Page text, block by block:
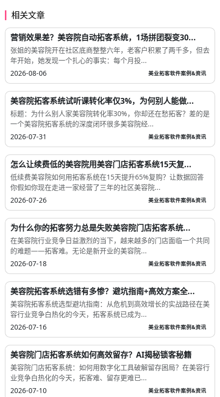
相关文章
营销效果差？美容院自动拓客系统，1场拼团裂变30...
张姐的美容院开在社区底商整整六年，老客户积累了两千多，但去
年开始，她发现一个扎心的事实：每个月投...
2026-08-06
美业拓客软件案例&资讯
美容院拓客系统试听课转化率仅3%，为何别人能做...
标题：为什么别人家美容院转化率30%，你却还在愁拓客？差的是
一个美容院拓客系统的深度闭环很多美容院经...
2026-07-31
美业拓客软件案例&资讯
怎么让续费低的美容院用美容门店拓客系统15天复...
低续费美容院如何用拓客系统在15天提升65%复购？让数据回答
你假如你现在走进一家经营了三年的社区美容院...
2026-07-26
美业拓客软件案例&资讯
为什么你的拓客努力总是失败美容院门店拓客系统...
在美容院行业竞争日益激烈的当下，越来越多的门店面临一个共同
的难题——拓客难。无论是新开业的美容院...
2026-07-18
美业拓客软件案例&资讯
美容院拓客系统选错有多惨？避坑指南+高效方案全...
美容院拓客系统选型避坑指南：从危机到高效增长的实战路径在美
容行业竞争白热化的今天，拓客系统已成为...
2026-07-16
美业拓客软件案例&资讯
美容院门店拓客系统如何高效留存？AI揭秘锁客秘籍
美容院门店拓客系统：如何用数字化工具破解留存困局？在美容行
业竞争白热化的今天，拓客难、留存更难已...
2026-07-10
美业拓客软件案例&资讯